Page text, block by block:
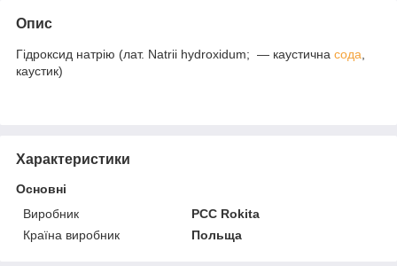
Опис
Гідроксид натрію (лат. Natrii hydroxidum; — каустична сода
каустик)
Характеристики
Основні
Виробник
PCC Rokita
Країна виробник
Польща